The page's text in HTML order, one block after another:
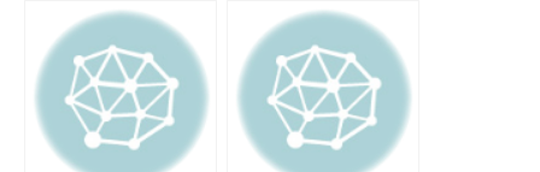
Pemerintah
Sasaran Kerja Pegawai